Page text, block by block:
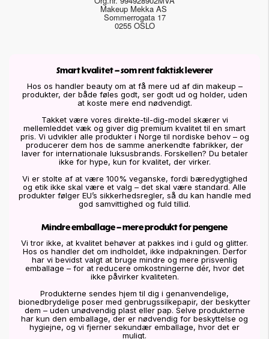
Makeup Mekka AS
Sommerrogata 17
0255 OSLO
Smart kvalitet – som rent faktisk leverer
Hos os handler beauty om at få mere ud af din makeup –
produkter, der både føles godt, ser godt ud og holder, uden
at koste mere end nødvendigt.
Takket være vores direkte-til-dig-model skærer vi
mellemleddet væk og giver dig premium kvalitet til en smart
pris. Vi udvikler alle produkter i Norge til nordiske behov – og
producerer dem hos de samme anerkendte fabrikker, der
laver for internationale luksusbrands. Forskellen? Du betaler
ikke for hype, kun for kvalitet, der virker.
Vi er stolte af at være 100% veganske, fordi bæredygtighed
og etik ikke skal være et valg – det skal være standard. Alle
produkter følger EU’s sikkerhedsregler, så du kan handle med
god samvittighed og fuld tillid.
Mindre emballage – mere produkt for pengene
Vi tror ikke, at kvalitet behøver at pakkes ind i guld og glitter.
Hos os handler det om indholdet, ikke indpakningen. Derfor
har vi bevidst valgt at bruge mindre og mere prisvenlig
emballage – for at reducere omkostningerne dér, hvor det
ikke påvirker kvaliteten.
Produkterne sendes hjem til dig i genanvendelige,
bionedbrydelige poser med genbrugssilkepapir, der beskytter
dem – uden unødvendig plast eller pap. Selve produkterne
har kun den emballage, der er nødvendig for beskyttelse og
hygiejne, og vi fjerner sekundær emballage, hvor det er
muligt.